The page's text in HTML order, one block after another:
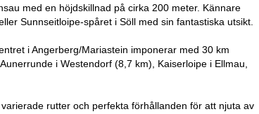
med en höjdskillnad på cirka 200 meter. Kännare
Sunnseitloipe-spåret i Söll med sin fantastiska utsikt.
i Angerberg/Mariastein imponerar med 30 km
i Westendorf (8,7 km), Kaiserloipe i Ellmau,
rutter och perfekta förhållanden för att njuta av